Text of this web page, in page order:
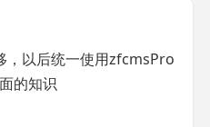
，以后统一使用zfcmsPro
的知识